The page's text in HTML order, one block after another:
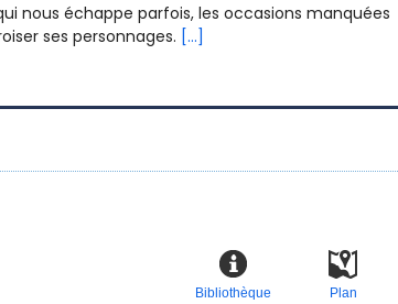
nous échappe parfois, les occasions manquées
ses personnages. [...]
Plan
Bibliothèque